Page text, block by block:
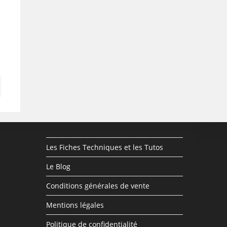
Les Fiches Techniques et les Tutos
Le Blog
Conditions générales de vente
Mentions légales
Politique de confidentialité